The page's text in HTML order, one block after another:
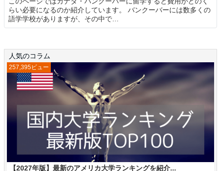
らい必要になるのか紹介しています。 バンクーバーには数多くの
語学学校がありますが、その中で…
人気のコラム
【2027年版】最新のアメリカ大学ランキングを紹介...
257,395ビュー